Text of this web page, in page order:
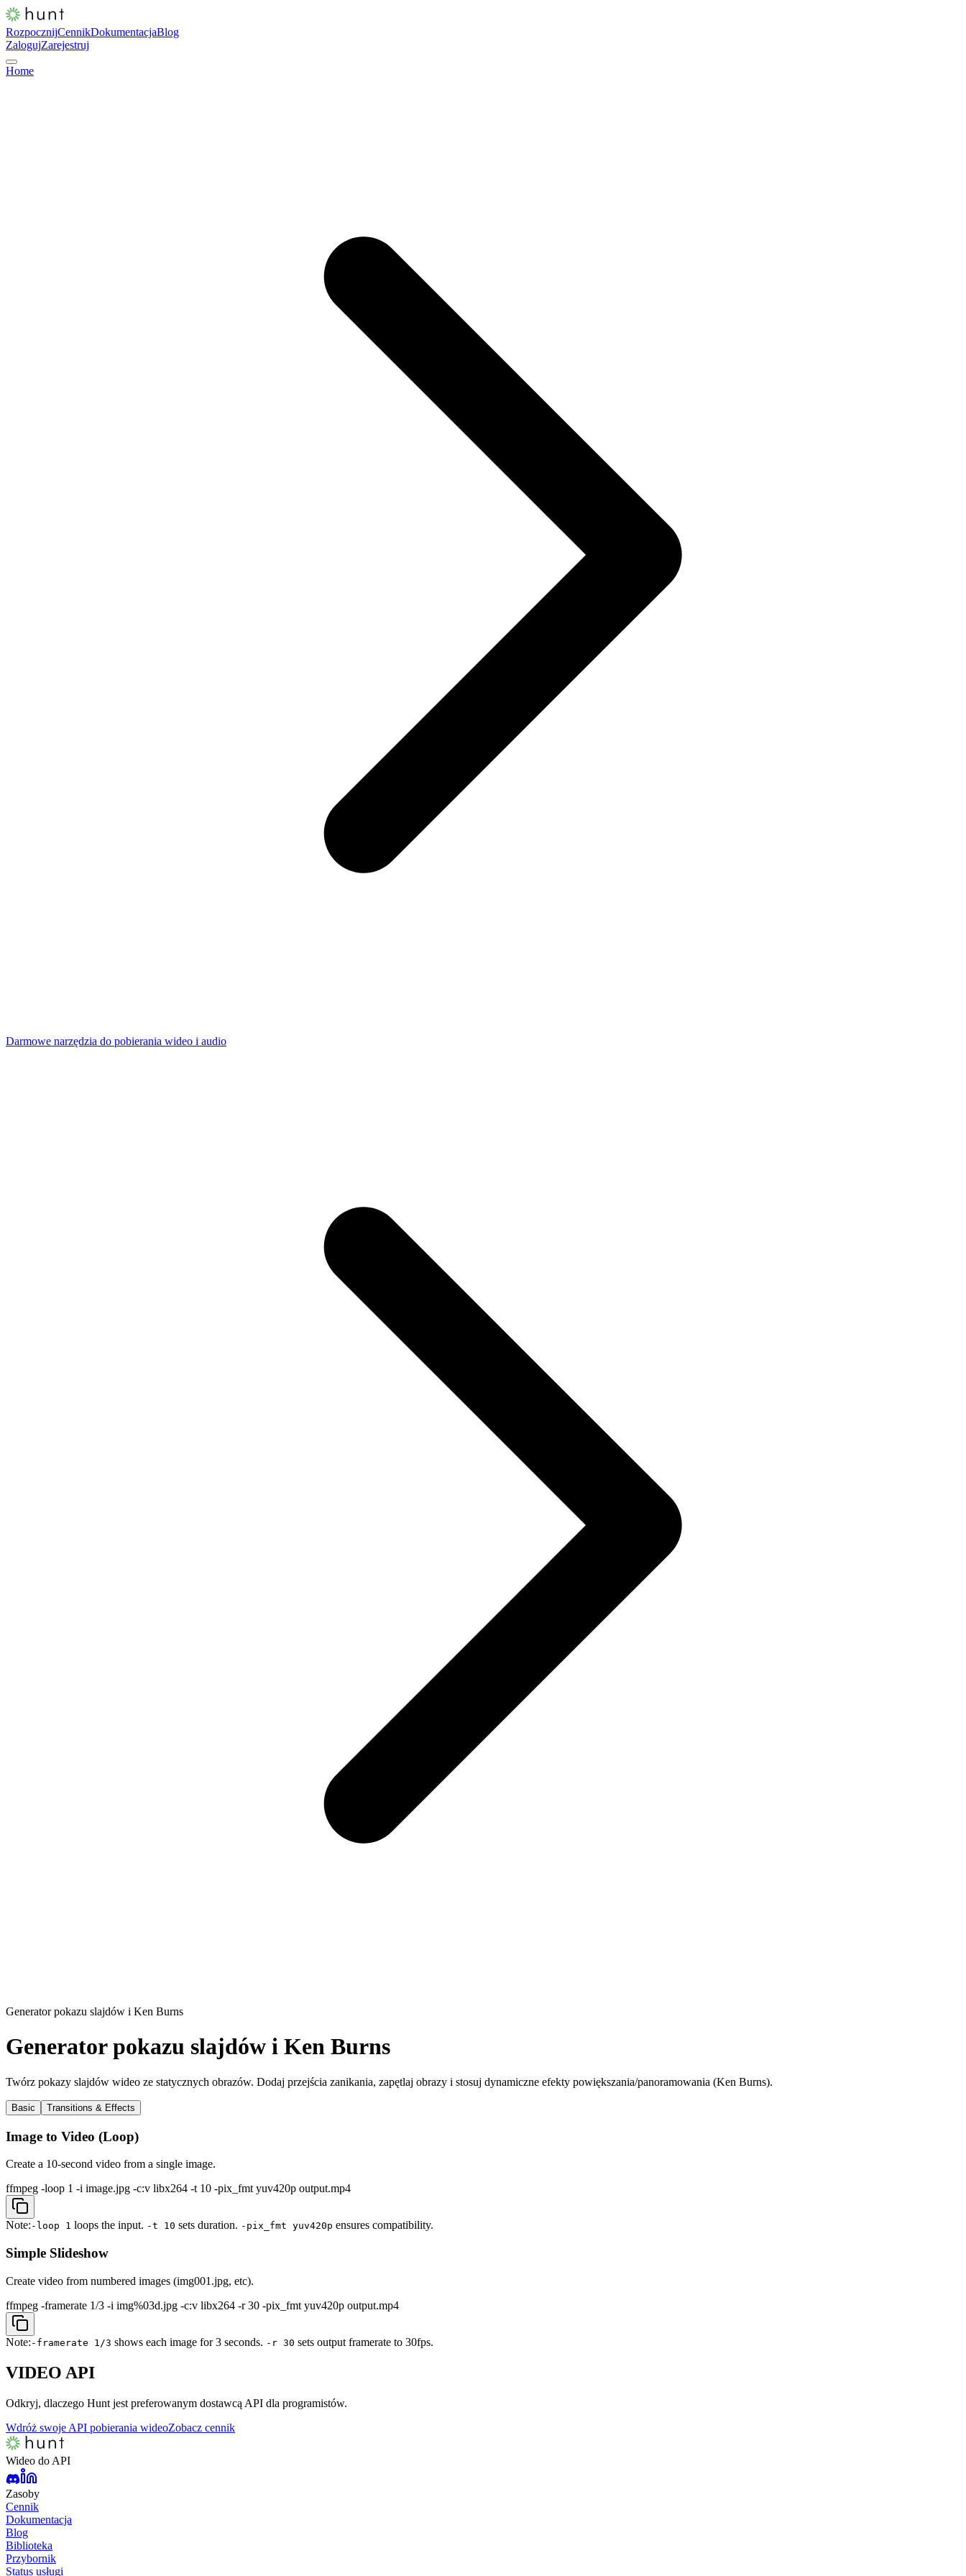
RozpocznijCennikDokumentacjaBlog
ZalogujZarejestruj
Home
Darmowe narzędzia do pobierania wideo i audio
Generator pokazu slajdów i Ken Burns
Generator pokazu slajdów i Ken Burns
Twórz pokazy slajdów wideo ze statycznych obrazów. Dodaj przejścia zanikania, zapętlaj obrazy i stosuj dynamiczne efekty powiększania/panoramowania (Ken Burns).
Basic Transitions & Effects
Image to Video (Loop)
Create a 10-second video from a single image.
ffmpeg -loop 1 -i image.jpg -c:v libx264 -t 10 -pix_fmt yuv420p output.mp4
Note: -loop 1 loops the input. -t 10 sets duration. -pix_fmt yuv420p ensures compatibility.
Simple Slideshow
Create video from numbered images (img001.jpg, etc).
ffmpeg -framerate 1/3 -i img%03d.jpg -c:v libx264 -r 30 -pix_fmt yuv420p output.mp4
Note: -framerate 1/3 shows each image for 3 seconds. -r 30 sets output framerate to 30fps.
VIDEO API
Odkryj, dlaczego Hunt jest preferowanym dostawcą API dla programistów.
Wdróż swoje API pobierania wideoZobacz cennik
Wideo do API
Zasoby
Cennik
Dokumentacja
Blog
Biblioteka
Przybornik
Status usługi